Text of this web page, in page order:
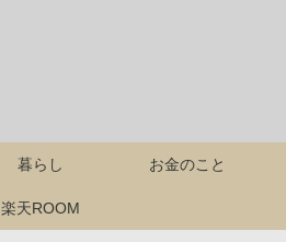
暮らし お金のこと
楽天ROOM